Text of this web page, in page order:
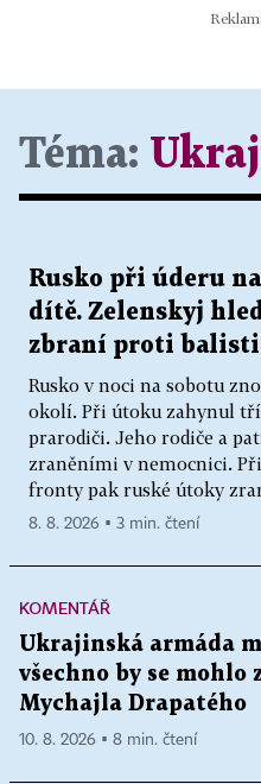
Téma:
Rusko při úderu
dítě. Zelenskyj
zbraní proti
Rusko v noci na sobotu
okolí. Při útoku zahynul
prarodiči. Jeho rodiče a
zraněními v nemocnici.
fronty pak ruské útoky
8. 8. 2026 ▪ 3 min. čtení
KOMENTÁŘ
Ukrajinská armáda
všechno by se mohlo
Mychajla Drapatého
10. 8. 2026 ▪ 8 min. čtení